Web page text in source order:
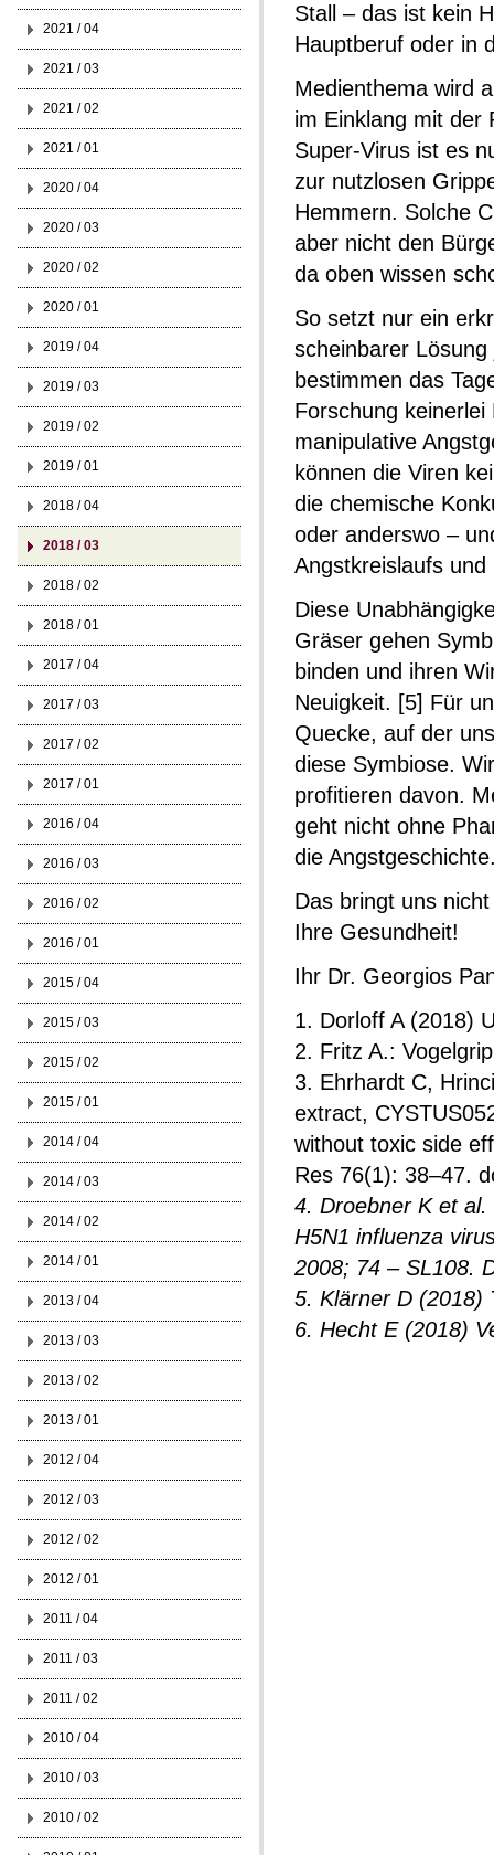
Stall – das ist kein
Hauptberuf oder in
Medienthema wird
im Einklang mit der
Super-Virus ist es
zur nutzlosen
Hemmern. Solche
aber nicht den
da oben wissen
So setzt nur ein
scheinbarer
bestimmen das
Forschung
manipulative
können die Viren
die chemische
oder anderswo –
Angstkreislaufs
Diese
Gräser gehen
binden und ihren
Neuigkeit. [5] Für
Quecke, auf der
diese Symbiose.
profitieren davon.
geht nicht ohne
die
Das bringt uns
Ihre Gesundheit!
Ihr Dr. Georgios
1. Dorloff A (2018)
2. Fritz A.:
3. Ehrhardt C,
extract,
without toxic side
Res 76(1): 38–47.
4. Droebner K et
H5N1 influenza
2008; 74 – SL108.
5. Klärner D (2018)
6. Hecht E (2018)
2021 / 04
2021 / 03
2021 / 02
2021 / 01
2020 / 04
2020 / 03
2020 / 02
2020 / 01
2019 / 04
2019 / 03
2019 / 02
2019 / 01
2018 / 04
2018 / 03
2018 / 02
2018 / 01
2017 / 04
2017 / 03
2017 / 02
2017 / 01
2016 / 04
2016 / 03
2016 / 02
2016 / 01
2015 / 04
2015 / 03
2015 / 02
2015 / 01
2014 / 04
2014 / 03
2014 / 02
2014 / 01
2013 / 04
2013 / 03
2013 / 02
2013 / 01
2012 / 04
2012 / 03
2012 / 02
2012 / 01
2011 / 04
2011 / 03
2011 / 02
2010 / 04
2010 / 03
2010 / 02